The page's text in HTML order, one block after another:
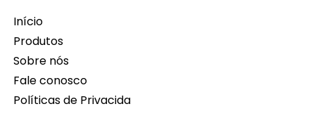
Início
Produtos
Sobre nós
Fale conosco
Políticas de Privacida